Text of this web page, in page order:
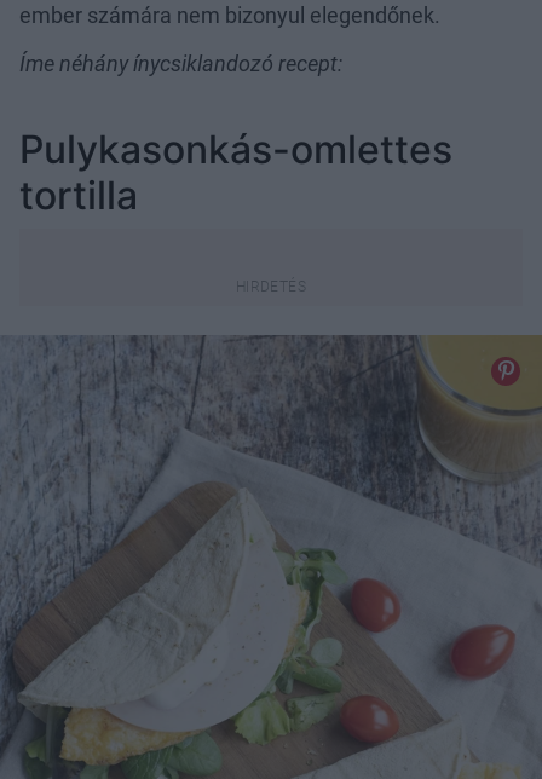
ember számára nem bizonyul elegendőnek.
Íme néhány ínycsiklandozó recept:
Pulykasonkás-omlettes
tortilla